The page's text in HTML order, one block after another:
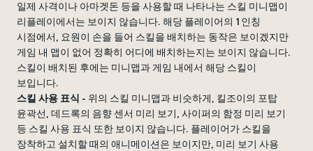
일제 사격이나 아마겟돈 등을 사용할 때 나타나는 스킬 미니맵이
리플레이에서는 보이지 않습니다. 해당 플레이어의 1인칭
시점에서, 요원이 손을 들어 스킬을 배치하는 동작은 보이겠지만
게임 내 맵이 없어 정확히 어디에 배치하는지는 보이지 않습니다.
스킬이 배치된 후에는 미니맵과 게임 내에서 해당 스킬이
보입니다.
스킬 사용 표식 - 위의 스킬 미니맵과 비슷하게, 킬조이의 포탑
윤곽선, 데드록의 음향 센서 미리 보기, 사이퍼의 함정 미리 보기
등 스킬 사용 표식 또한 보이지 않습니다. 플레이어가 스킬을
장착하고 설치할 때의 애니메이션은 보이지만, 미리 보기 사용